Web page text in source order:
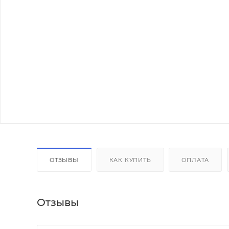
ОТЗЫВЫ КАК КУПИТЬ ОПЛАТА
Отзывы